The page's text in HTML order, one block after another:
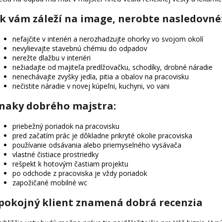
vám záleží na image, nerobte
nefajčite v interiéri a nerozhadzujte ohorky vo svojom okolí
nevylievajte stavebnú chémiu do odpadov
nerežte dlažbu v interiéri
nežiadajte od majiteľa predlžovačku, schodíky, drobné náradie
nenechávajte zvyšky jedla, pitia a obalov na pracovisku
nečistite náradie v novej kúpeľni, kuchyni, vo vani
dobrého majstra:
priebežný poriadok na pracovisku
pred začatím prác je dôkladne prikryté okolie pracoviska
používanie odsávania alebo priemyselného vysávača
vlastné čistiace prostriedky
rešpekt k hotovým častiam projektu
po odchode z pracoviska je vždy poriadok
zapožičané mobilné wc
klient znamená dobrá recenzia